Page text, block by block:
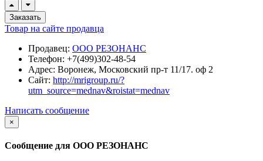
Заказать
Товар на сайте продавца
Продавец: ООО РЕЗОНАНС
Телефон: +7(499)302-48-54
Адрес: Воронеж, Московский пр-т 11/17. оф 2
Сайт: http://mrigroup.ru/?
utm_source=mednav&roistat=mednav
Написать сообщение
×
Сообщение для ООО РЕЗОНАНС